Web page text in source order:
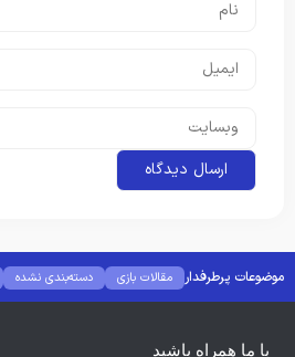
موضوعات پرطرفدار مقالات بازی دسته‌بندی نشده
بهترین گجت ها
هوش مصنوعی رفع خطا و ارور
با ما همراه باشید